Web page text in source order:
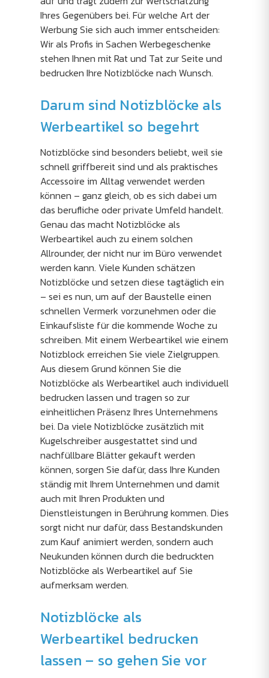
Ihres Gegenübers bei. Für welche Art der
Werbung Sie sich auch immer entscheiden:
Wir als Profis in Sachen Werbegeschenke
stehen Ihnen mit Rat und Tat zur Seite und
bedrucken Ihre Notizblöcke nach Wunsch.
Darum sind Notizblöcke als
Werbeartikel so begehrt
Notizblöcke sind besonders beliebt, weil sie
schnell griffbereit sind und als praktisches
Accessoire im Alltag verwendet werden
können – ganz gleich, ob es sich dabei um
das berufliche oder private Umfeld handelt.
Genau das macht Notizblöcke als
Werbeartikel auch zu einem solchen
Allrounder, der nicht nur im Büro verwendet
werden kann. Viele Kunden schätzen
Notizblöcke und setzen diese tagtäglich ein
– sei es nun, um auf der Baustelle einen
schnellen Vermerk vorzunehmen oder die
Einkaufsliste für die kommende Woche zu
schreiben. Mit einem Werbeartikel wie einem
Notizblock erreichen Sie viele Zielgruppen.
Aus diesem Grund können Sie die
Notizblöcke als Werbeartikel auch individuell
bedrucken lassen und tragen so zur
einheitlichen Präsenz Ihres Unternehmens
bei. Da viele Notizblöcke zusätzlich mit
Kugelschreiber ausgestattet sind und
nachfüllbare Blätter gekauft werden
können, sorgen Sie dafür, dass Ihre Kunden
ständig mit Ihrem Unternehmen und damit
auch mit Ihren Produkten und
Dienstleistungen in Berührung kommen. Dies
sorgt nicht nur dafür, dass Bestandskunden
zum Kauf animiert werden, sondern auch
Neukunden können durch die bedruckten
Notizblöcke als Werbeartikel auf Sie
aufmerksam werden.
Notizblöcke als
Werbeartikel bedrucken
lassen – so gehen Sie vor